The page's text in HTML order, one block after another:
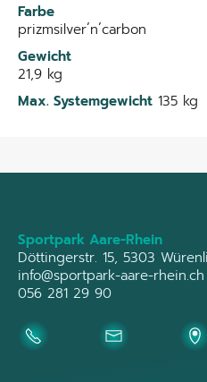
Farbe
prizmsilver´n´carbon
Gewicht
21,9 kg
Max. Systemgewicht 135 kg
Sportpark Aare-Rhein
Döttingerstr. 15, 5303
info@sportpark-aare-rhein.ch
056 281 29 90